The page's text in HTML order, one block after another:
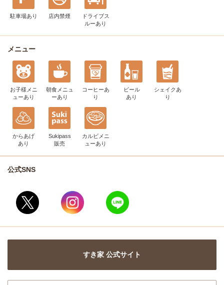
駐車場あり 店内禁煙
ドライブス
ルーあり
メニュー
お子様メニ
ューあり
朝食メニュ
ーあり
コーヒーあ
り
ビール
あり
シェイク あ
り
からあげ
あり
Sukipass
販売
カルビメニ
ューあり
公式SNS
すき家 公式サイト